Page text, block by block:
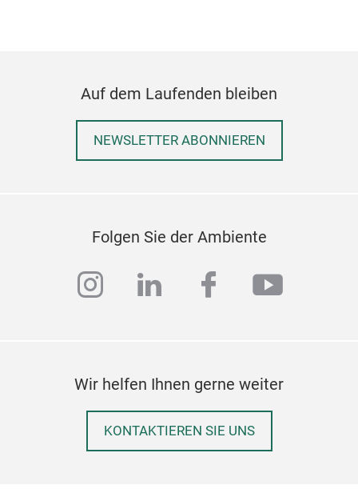
Auf dem Laufenden bleiben
NEWSLETTER ABONNIEREN
Folgen Sie der Ambiente
instagram
linkedinfacebook
Wir helfen Ihnen gerne weiter
KONTAKTIEREN SIE UNS